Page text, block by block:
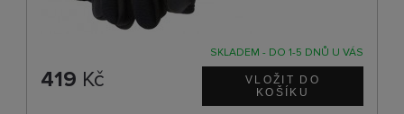
SKLADEM - DO 1-5 DNŮ U VÁS
419 Kč